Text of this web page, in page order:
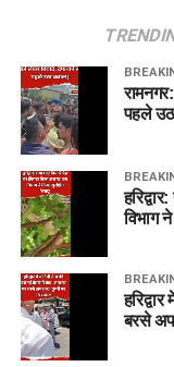
पहले
विभाग
बरसे